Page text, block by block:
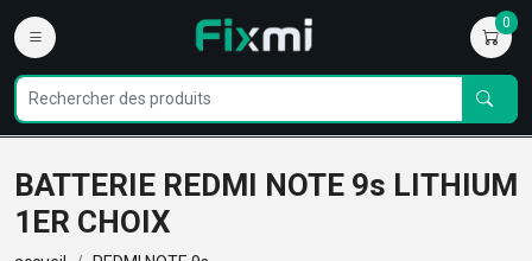
0
BATTERIE REDMI NOTE 9s LITHIUM
1ER CHOIX